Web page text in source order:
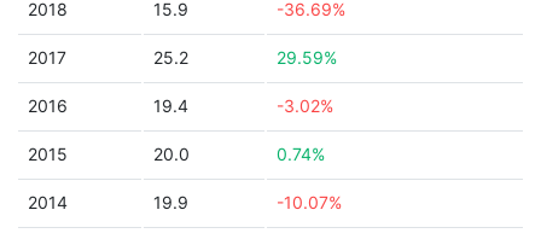
2018 15.9 -36.69%
2017 25.2 29.59%
2016 19.4 -3.02%
2015 20.0 0.74%
2014 19.9 -10.07%